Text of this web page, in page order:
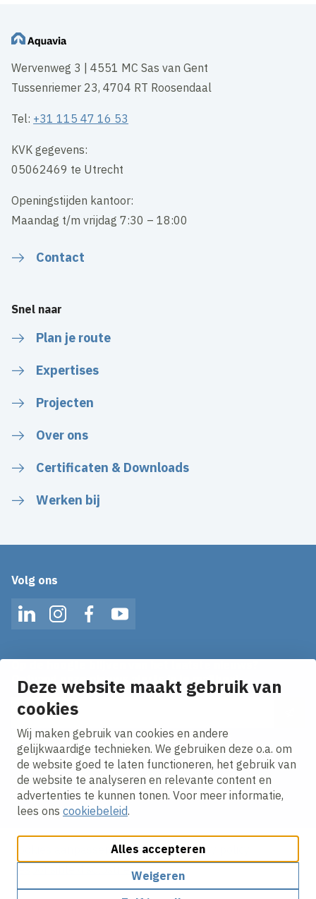
Deze website maakt gebruik van
cookies
Wij maken gebruik van cookies en andere
gelijkwaardige technieken. We gebruiken deze o.a. om
de website goed te laten functioneren, het gebruik van
de website te analyseren en relevante content en
advertenties te kunnen tonen. Voor meer informatie,
lees ons cookiebeleid.
Alles accepteren
Weigeren
Wervenweg 3 | 4551 MC Sas van Gent
Tussenriemer 23, 4704 RT Roosendaal
Tel: +31 115 47 16 53
KVK gegevens:
05062469 te Utrecht
Openingstijden kantoor:
Maandag t/m vrijdag 7:30 – 18:00
Contact
Snel naar
Plan je route
Expertises
Projecten
Over ons
Certificaten & Downloads
Werken bij
Volg ons
LinkedInInstagramFacebookYouTube
Ontvang onze nieuws alerts in je mailbox!
E-mailadres
Ik ga akkoord met hetprivacy statement.
Cookies aanpassenCookie beleidPrivacy policy